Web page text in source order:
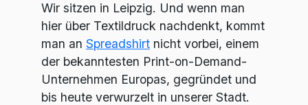
Wir sitzen in Leipzig. Und wenn man
hier über Textildruck nachdenkt, kommt
man an Spreadshirt nicht vorbei, einem
der bekanntesten Print-on-Demand-
Unternehmen Europas, gegründet und
bis heute verwurzelt in unserer Stadt.